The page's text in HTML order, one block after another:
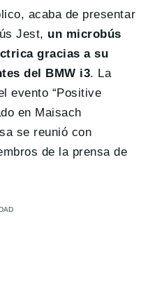
acaba de presentar
Jest, un microbús
gracias a su
del BMW i3. La
evento “Positive
en Maisach
se reunió con
de la prensa de